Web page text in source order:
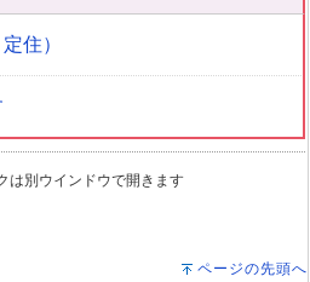
住）
は別ウインドウで開きます
ページの先頭へ